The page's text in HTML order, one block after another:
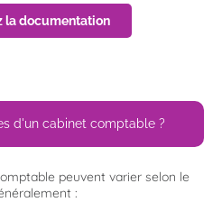
la documentation
d'un cabinet comptable ?
peuvent varier selon le
: